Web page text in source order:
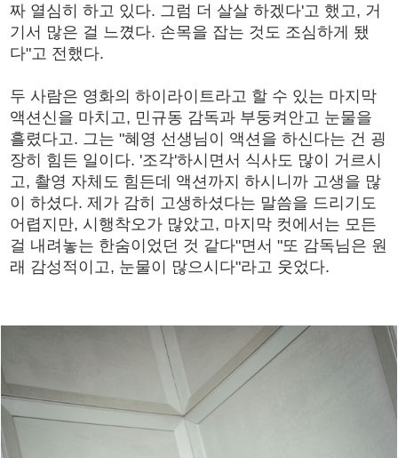
짜 열심히 하고 있다. 그럼 더 살살 하겠다'고 했고, 거
기서 많은 걸 느꼈다. 손목을 잡는 것도 조심하게 됐
다"고 전했다.
두 사람은 영화의 하이라이트라고 할 수 있는 마지막
액션신을 마치고, 민규동 감독과 부둥켜안고 눈물을
흘렸다고. 그는 "혜영 선생님이 액션을 하신다는 건 굉
장히 힘든 일이다. '조각'하시면서 식사도 많이 거르시
고, 촬영 자체도 힘든데 액션까지 하시니까 고생을 많
이 하셨다. 제가 감히 고생하셨다는 말씀을 드리기도
어렵지만, 시행착오가 많았고, 마지막 컷에서는 모든
걸 내려놓는 한숨이었던 것 같다"면서 "또 감독님은 원
래 감성적이고, 눈물이 많으시다"라고 웃었다.